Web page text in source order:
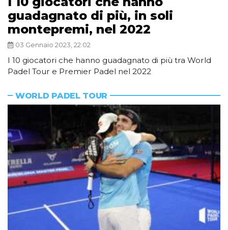
guadagnato di più, in soli
montepremi, nel 2022
03 Gennaio 2023, 22:02
I 10 giocatori che hanno guadagnato di più tra World
Padel Tour e Premier Padel nel 2022
WORLD PADEL TOUR